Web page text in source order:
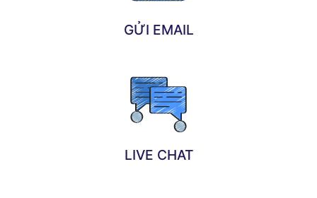
GỬI EMAIL
LIVE CHAT